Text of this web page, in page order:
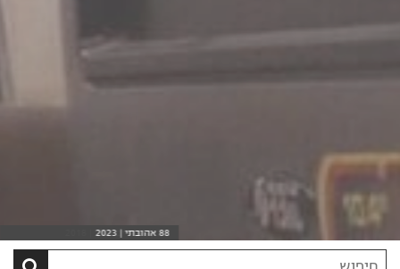
88 אהובתי | 2023
בתוך העיניים שלך | 2018
חיפוש